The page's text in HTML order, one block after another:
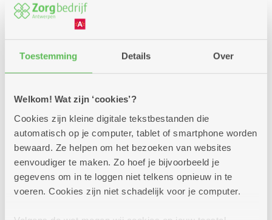
Toestemming Details Over
Welkom! Wat zijn ‘cookies’?
Cookies zijn kleine digitale tekstbestanden die
automatisch op je computer, tablet of smartphone worden
bewaard. Ze helpen om het bezoeken van websites
eenvoudiger te maken. Zo hoef je bijvoorbeeld je
gegevens om in te loggen niet telkens opnieuw in te
voeren. Cookies zijn niet schadelijk voor je computer.
Comfortpluskamer